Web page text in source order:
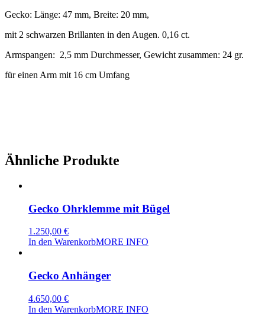
Gecko: Länge: 47 mm, Breite: 20 mm,
mit 2 schwarzen Brillanten in den Augen. 0,16 ct.
Armspangen: 2,5 mm Durchmesser, Gewicht zusammen: 24 gr.
für einen Arm mit 16 cm Umfang
Ähnliche Produkte
Gecko Ohrklemme mit Bügel
1.250,00 €
In den WarenkorbMORE INFO
Gecko Anhänger
4.650,00 €
In den WarenkorbMORE INFO